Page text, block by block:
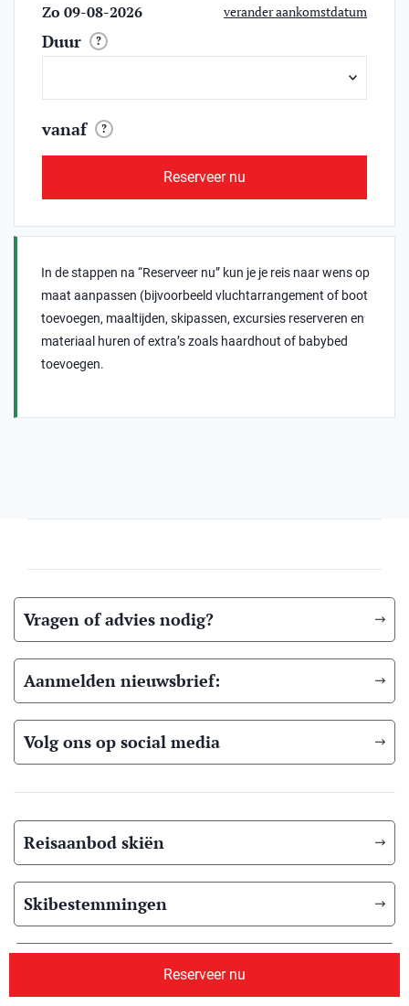
Zo 09-08-2026 verander aankomstdatum
Duur ?
vanaf ?
Reserveer nu
In de stappen na “Reserveer nu” kun je je reis naar wens op
maat aanpassen (bijvoorbeeld vluchtarrangement of boot
toevoegen, maaltijden, skipassen, excursies reserveren en
materiaal huren of extra’s zoals haardhout of babybed
toevoegen.
Reserveer nu
Vragen of advies nodig?
Aanmelden nieuwsbrief:
Volg ons op social media
Reisaanbod skiën
Skibestemmingen
Reisaanbod Langlaufen